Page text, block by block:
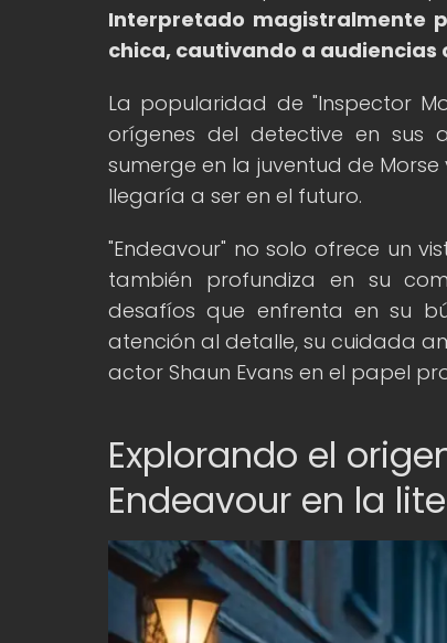
Interpretado magistralmente
chica, cautivando a audiencias
La popularidad de "Inspector
orígenes del detective en sus
sumerge en la juventud de
llegaría a ser en el futuro.
"Endeavour" no solo ofrece un
también profundiza en su
desafíos que enfrenta en su
atención al detalle, su cuidada
actor Shaun Evans en el papel
Explorando el
Endeavour en la